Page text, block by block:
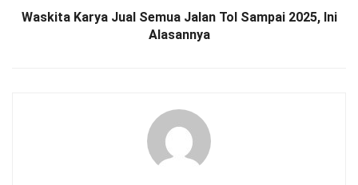
Waskita Karya Jual Semua Jalan Tol Sampai 2025, Ini
Alasannya